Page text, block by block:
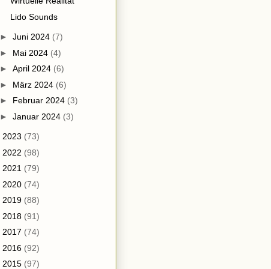
Lido Sounds
► Juni 2024 (7)
► Mai 2024 (4)
► April 2024 (6)
► März 2024 (6)
► Februar 2024 (3)
► Januar 2024 (3)
2023 (73)
2022 (98)
2021 (79)
2020 (74)
2019 (88)
2018 (91)
2017 (74)
2016 (92)
2015 (97)